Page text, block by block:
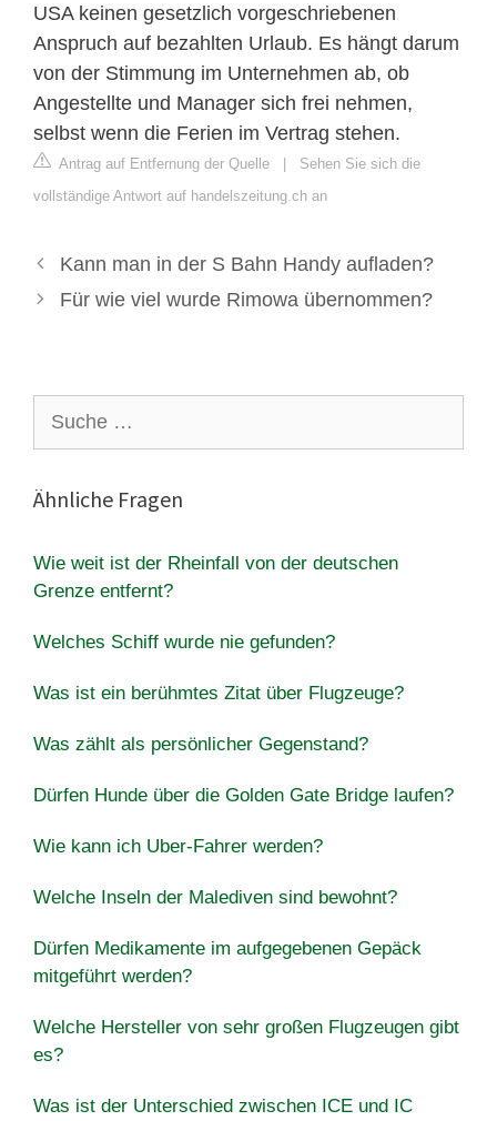
USA keinen gesetzlich vorgeschriebenen
Anspruch auf bezahlten Urlaub. Es hängt darum
von der Stimmung im Unternehmen ab, ob
Angestellte und Manager sich frei nehmen,
selbst wenn die Ferien im Vertrag stehen.
Antrag auf Entfernung der Quelle | Sehen Sie sich die
vollständige Antwort auf handelszeitung.ch an
Kann man in der S Bahn Handy aufladen?
Für wie viel wurde Rimowa übernommen?
nach:
Ähnliche Fragen
Wie weit ist der Rheinfall von der deutschen
Grenze entfernt?
Welches Schiff wurde nie gefunden?
Was ist ein berühmtes Zitat über Flugzeuge?
Was zählt als persönlicher Gegenstand?
Dürfen Hunde über die Golden Gate Bridge laufen?
Wie kann ich Uber-Fahrer werden?
Welche Inseln der Malediven sind bewohnt?
Dürfen Medikamente im aufgegebenen Gepäck
mitgeführt werden?
Welche Hersteller von sehr großen Flugzeugen gibt
es?
Was ist der Unterschied zwischen ICE und IC